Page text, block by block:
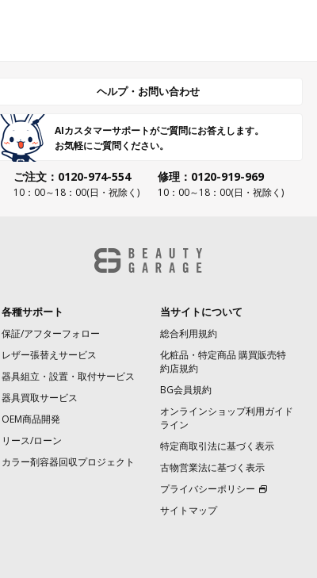
ヘルプ・お問い合わせ
AIカスタマーサポートがご質問にお答えします。
お気軽にご質問ください。
ご注文：0120-974-554
10：00～18：00(日・祝除く)
修理：0120-919-969
10：00～18：00(日・祝除く)
各種サポート
保証/アフターフォロー
レザー張替えサービス
器具組立・設置・取付サービス
器具買取サービス
OEM商品開発
リース/ローン
カラー剤容器回収プロジェクト
当サイトについて
総合利用規約
化粧品・特定商品 購買販売特
約店規約
BG会員規約
オンラインショップ利用ガイド
ライン
特定商取引法に基づく表示
古物営業法に基づく表示
プライバシーポリシー
サイトマップ